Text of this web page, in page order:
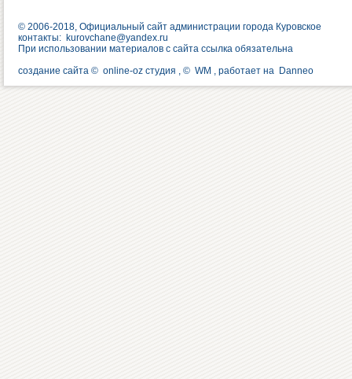
© 2006-2018, Официальный сайт администрации города Куровское
контакты: kurovchane@yandex.ru
При использовании материалов с сайта ссылка обязательна
создание сайта © online-oz студия , © WM , работает на Danneo